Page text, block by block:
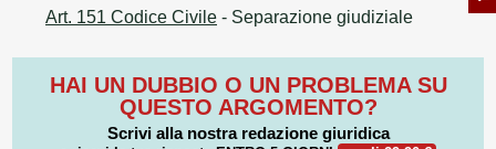
Art. 151 Codice Civile - Separazione giudiziale
HAI UN DUBBIO O UN PROBLEMA SU
QUESTO ARGOMENTO?
Scrivi alla nostra redazione giuridica